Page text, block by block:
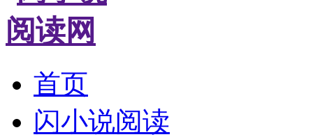
首页
闪小说阅读